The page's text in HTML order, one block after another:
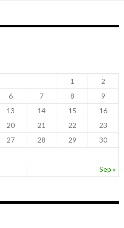
Sep »
1
2
6 7 8
9
13 14 15
16
20 21 22
23
27 28 29
30